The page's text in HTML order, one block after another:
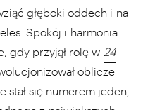
głęboki oddech i na
Spokój i harmonia
gdy przyjął rolę w 24
oblicze
stał się numerem jeden,